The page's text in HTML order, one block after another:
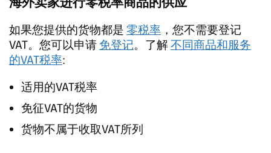
如果您提供的货物都是 零税率 ，您不需要登记
VAT。您可以申请 免登记。了解不同商品和服务
的VAT税率:
适用的VAT税率
免征VAT的货物
货物不属于收取VAT所列